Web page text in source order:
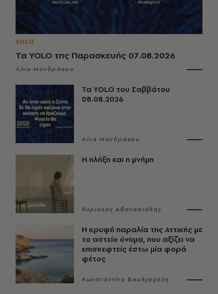
YOLO
Τα YOLO της Παρασκευής 07.08.2026
Λίνα Μανδράκου
Τα YOLO του Σαββάτου
08.08.2026
Λίνα Μανδράκου
Η πλήξη και η μνήμη
Κυριάκος Αθανασιάδης
Η κρυφή παραλία της Αττικής με
το αστείο όνομα, που αξίζει να
επισκεφτείς έστω μία φορά
φέτος
Κωνσταντίνα Βουλγαρέλη